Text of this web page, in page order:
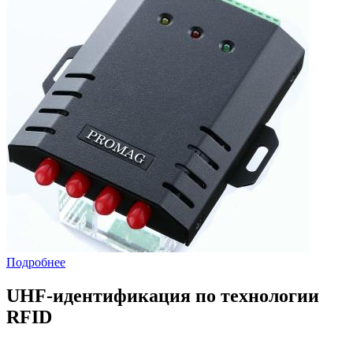
Подробнее
UHF-идентификация по технологии
RFID